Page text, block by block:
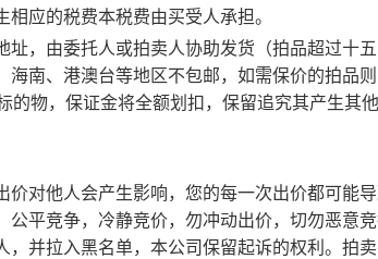
应的税费本税费由买受人承担。
，由委托人或拍卖人协助发货（拍品超过十
南、港澳台等地区不包邮，如需保价的拍品
物，保证金将全额划扣，保留追究其产生其
对他人会产生影响，您的每一次出价都可能
平竞争，冷静竞价，勿冲动出价，切勿恶意
并拉入黑名单，本公司保留起诉的权利。拍